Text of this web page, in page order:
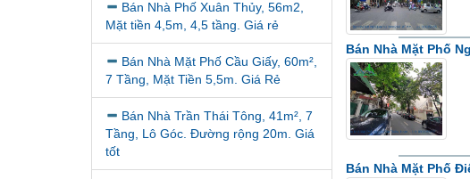
Bán Nhà Phố Xuân Thủy, 56m2,
Mặt tiền 4,5m, 4,5 tầng. Giá rẻ
Bán Nhà Mặt Phố Cầu Giấy, 60m²,
7 Tầng, Mặt Tiền 5,5m. Giá Rẻ
Bán Nhà Trần Thái Tông, 41m², 7
Tầng, Lô Góc. Đường rộng 20m. Giá
tốt
Bán Nhà Mặt Phố
Bán Nhà Mặt Phố